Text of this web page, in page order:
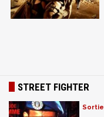
STREET FIGHTER
Sortie